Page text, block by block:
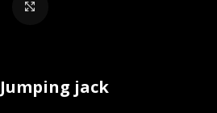
Jumping jack